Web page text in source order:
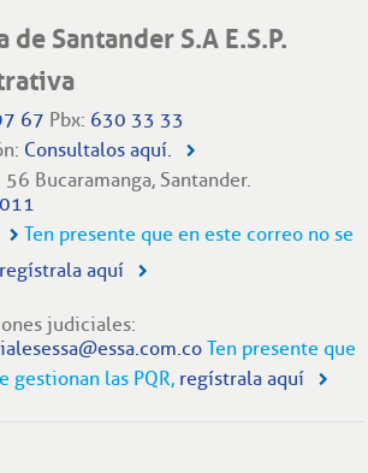
Santander S.A E.S.P.
67 Pbx: 630 33 33
Consultalos aquí.
Bucaramanga, Santander.
Ten presente que en este correo no se
regístrala aquí
judiciales:
Ten presente que
gestionan las PQR, regístrala aquí